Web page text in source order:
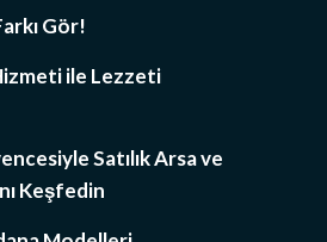
Gör!
ile Lezzeti
Satılık Arsa ve
Keşfedin